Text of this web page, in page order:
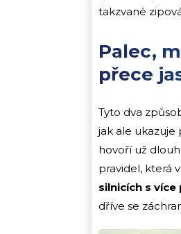
takzvané
Palec,
přece
Tyto dva
jak ale ukazuje
hovoří už
pravidel, která
silnicích s
dříve se